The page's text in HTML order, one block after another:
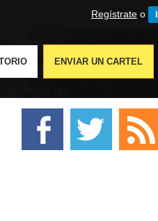
Regístrate o
ENVIAR UN CARTEL